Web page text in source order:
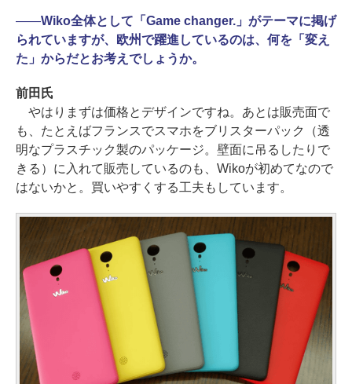
――Wiko全体として「Game changer.」がテーマに掲げ
られていますが、欧州で躍進しているのは、何を「変え
た」からだとお考えでしょうか。
前田氏
やはりまずは価格とデザインですね。あとは販売面で
も、たとえばフランスでスマホをブリスターパック（透
明なプラスチック製のパッケージ。壁面に吊るしたりで
きる）に入れて販売しているのも、Wikoが初めてなので
はないかと。買いやすくする工夫もしています。